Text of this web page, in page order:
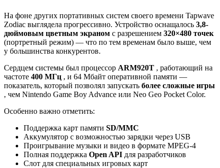
На фоне других портативных систем своего времени Tapwave
Zodiac выглядела прогрессивно. Устройство оснащалось 3,8-
дюймовым цветным экраном с разрешением 320×480 точек
(портретный режим) — что по тем временам было выше, чем
у большинства конкурентов.
Сердцем системы был процессор ARM920T , работающий на
частоте 400 МГц , и 64 Мбайт оперативной памяти —
показатель, который позволял запускать более сложные игры
, чем Nintendo Game Boy Advance или Neo Geo Pocket Color.
Особенно важно отметить:
Поддержка карт памяти SD/MMC
Аккумулятор с возможностью зарядки через USB
Проигрывание музыки и видео в формате MPEG-4
Полная поддержка Open API для разработчиков
Слот для специальных игровых карт